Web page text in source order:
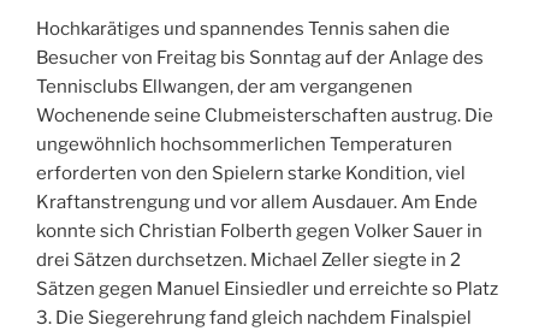
Hochkarätiges und spannendes Tennis sahen die
Besucher von Freitag bis Sonntag auf der Anlage des
Tennisclubs Ellwangen, der am vergangenen
Wochenende seine Clubmeisterschaften austrug. Die
ungewöhnlich hochsommerlichen Temperaturen
erforderten von den Spielern starke Kondition, viel
Kraftanstrengung und vor allem Ausdauer. Am Ende
konnte sich Christian Folberth gegen Volker Sauer in
drei Sätzen durchsetzen. Michael Zeller siegte in 2
Sätzen gegen Manuel Einsiedler und erreichte so Platz
3. Die Siegerehrung fand gleich nachdem Finalspiel